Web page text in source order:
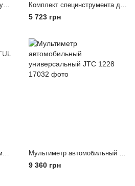
Набор для обжимки клемм универсальный TOPTUL GAAI0605 Комплект специнструмента для ремонта электропроводки 23ед. TOPTUL JGAI2301
5 723 грн
Набор съемников для автомагнитол 20ед. TOPTUL JGAA2001 Мультиметр автомобильный универсальный JTC 1228
9 360 грн